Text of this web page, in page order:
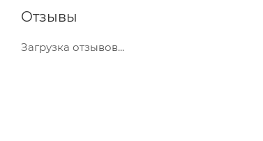
Отзывы
Загрузка отзывов...